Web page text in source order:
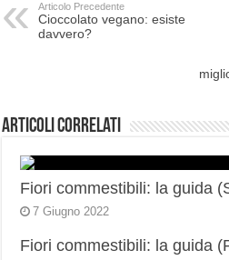
Articolo Precedente
Cioccolato vegano: esiste
davvero?
Articoli correlati
Fiori commestibili: la guida
7 Giugno 2022
Fiori commestibili: la guida